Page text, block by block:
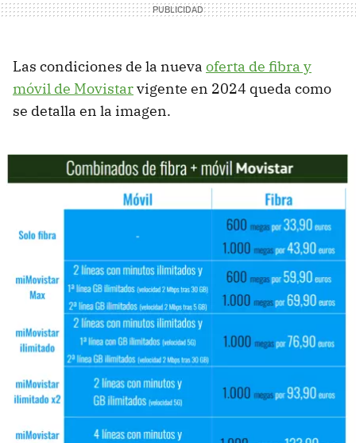
Las condiciones de la nueva oferta de fibra y
móvil de Movistarvigente en 2024 queda como
se detalla en la imagen.